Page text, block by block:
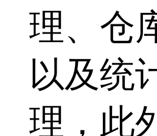
理、仓
以及统
理，此